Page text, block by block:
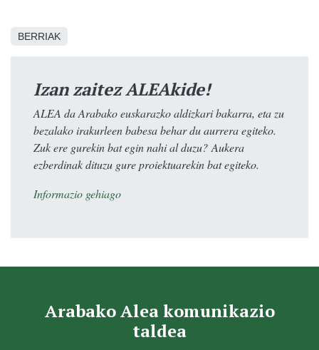
BERRIAK
Izan zaitez ALEAkide!
ALEA da Arabako euskarazko aldizkari bakarra, eta zu
bezalako irakurleen babesa behar du aurrera egiteko.
Zuk ere gurekin bat egin nahi al duzu? Aukera
ezberdinak dituzu gure proiektuarekin bat egiteko.
Informazio gehiago
Arabako Alea komunikazio
taldea